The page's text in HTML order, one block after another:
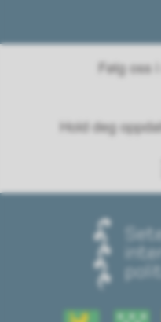
Følg oss
Hold deg